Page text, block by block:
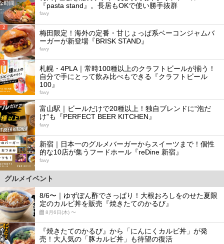
『pasta stand』。長居もOKで使い勝手抜群
favy
2
梅田限定！海外の定番・甘じょっぱ系ベーコンジャムバ
ーガーが新登場『BRISK STAND』
favy
3
札幌・4PLA｜常時100種以上のクラフトビールが揃う！
自分で手にとって飲み比べもできる『クラフトビール
100』
favy
4
富山駅｜ビールだけで20種以上！独自ブレンドに“泡だ
け”も『PERFECT BEER KITCHEN』
favy
5
新宿｜日本一のグルメバーガーからスイーツまで！個性
的な10店が集うフードホール『reDine 新宿』
favy
グルメイベント
8/6〜｜ゆずぽん酢でさっぱり！大根おろしをのせた夏限
定のカルビ丼を販売『焼きたてのかるび』
8月6日(木) 〜
『焼きたてのかるび』から「にんにくカルビ丼」が発
売！大人気の「豚カルビ丼」も待望の復活